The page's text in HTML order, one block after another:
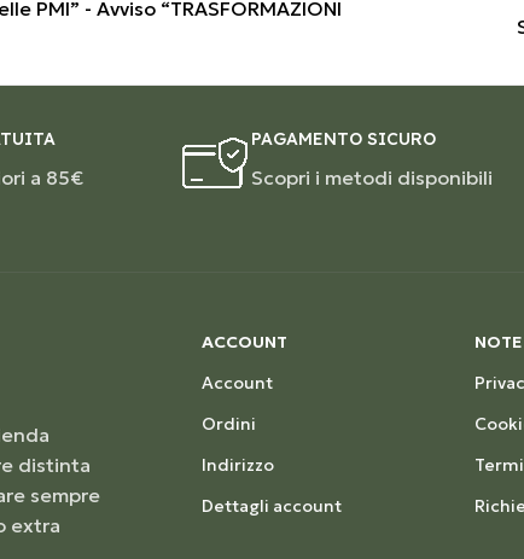
PMI” - Avviso “TRASFORMAZIONI
a 85€
PAGAMENTO SICURO
Scopri i metodi disponibili
distinta
sempre
extra
ACCOUNT
Account
Ordini
Indirizzo
Dettagli account